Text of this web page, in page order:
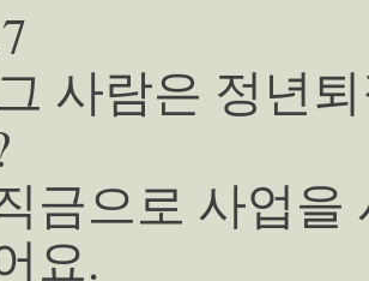
사람은 정년
금으로 사업을
요.